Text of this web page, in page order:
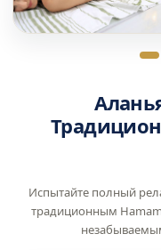
Испытайте полный
традиционным